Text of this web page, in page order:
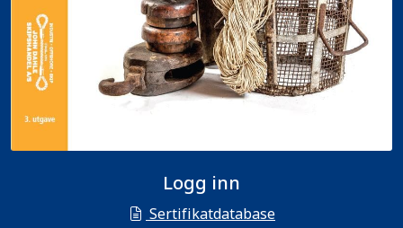
Logg inn
Sertifikatdatabase